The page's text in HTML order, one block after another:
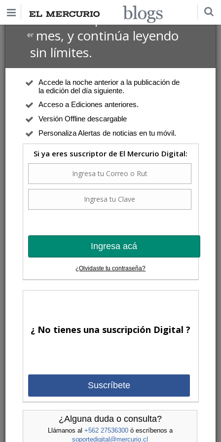
Suscríbete por $1 USD
ermes, y continúa leyendo
sin límites.
Accede la noche anterior a la publicación de
la edición del día siguiente.
Acceso a Ediciones anteriores.
Versión Offline descargable
Personaliza Alertas de noticias en tu móvil.
Si ya eres suscriptor de El Mercurio Digital:
Ingresa acá
¿Olvidaste tu contraseña?
¿ No tienes una suscripción Digital ?
Suscríbete
¿Alguna duda o consulta?
Llámanos al +562 27536300ó escríbenos a
soportedigital@mercurio.cl